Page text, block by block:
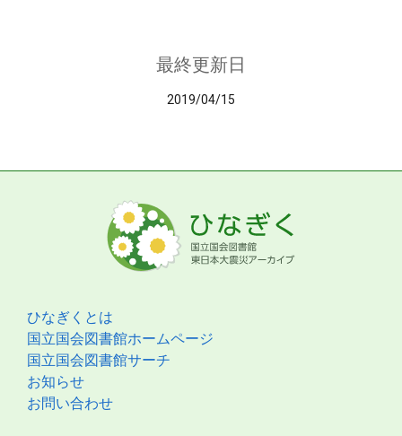
最終更新日
2019/04/15
ひなぎくとは
国立国会図書館ホームページ
国立国会図書館サーチ
お知らせ
お問い合わせ